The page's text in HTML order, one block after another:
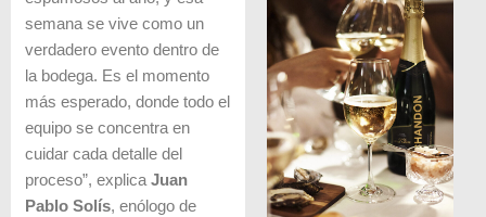
semana se vive como un
verdadero evento dentro de
la bodega. Es el momento
más esperado, donde todo el
equipo se concentra en
cuidar cada detalle del
proceso”, explicaJuan
Pablo Solís, enólogo de